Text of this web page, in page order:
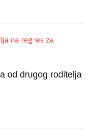
od drugog roditelja